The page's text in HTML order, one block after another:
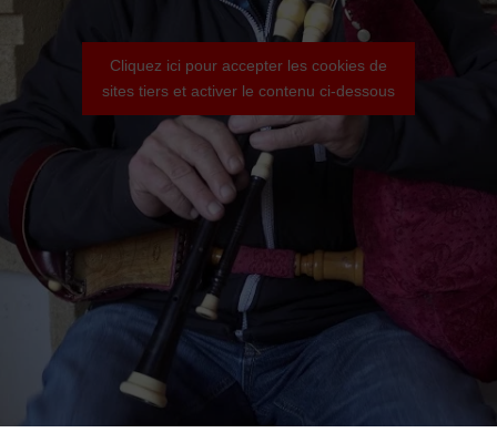
Cliquez ici pour accepter les cookies de
sites tiers et activer le contenu ci-dessous